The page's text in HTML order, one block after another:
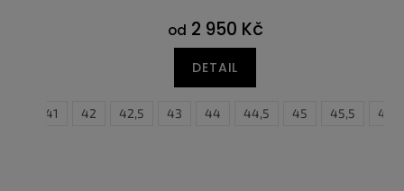
od 2 950 Kč
DETAIL
41 42 42,5 43 44 44,5 45 45,5 46